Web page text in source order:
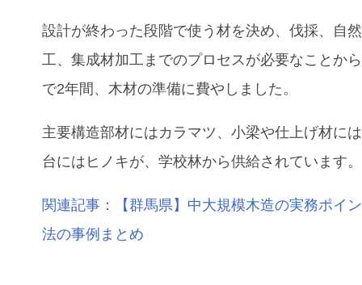
設計が終わった段階で使う材を決め、伐採、自
工、集成材加工までのプロセスが必要なことか
で2年間、木材の準備に費やしました。
主要構造部材にはカラマツ、小梁や仕上げ材に
台にはヒノキが、学校林から供給されています。
関連記事：【群馬県】中大規模木造の実務ポイ
法の事例まとめ